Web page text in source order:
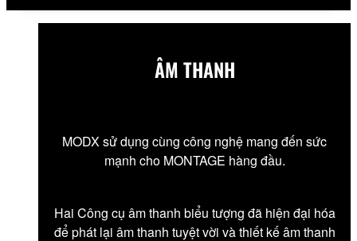
ÂM THANH
MODX sử dụng cùng công nghệ mang đến sức
mạnh cho MONTAGE hàng đầu.
Hai Công cụ âm thanh biểu tượng đã hiện đại hóa
để phát lại âm thanh tuyệt vời và thiết kế âm thanh